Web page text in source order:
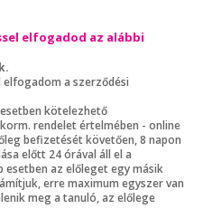
elfogadod az alábbi
a szerződési
kötelezhető
rendelet értelmében - online
befizetését követően, 8 napon
előtt 24 órával áll el a
az előleget egy másik
erre maximum egyszer van
meg a tanuló, az előlege